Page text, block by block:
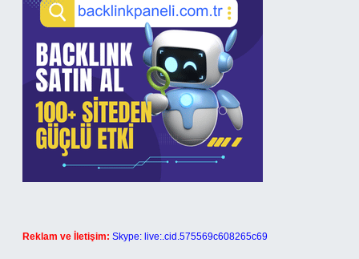
Reklam ve İletişim: Skype: live:.cid.575569c608265c69